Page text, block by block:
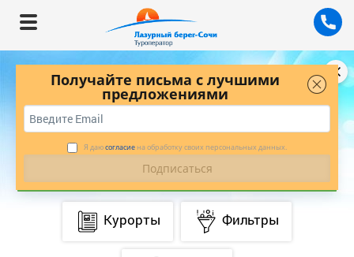
Получайте письма с лучшими
предложениями
Я даюсогласие на обработку своих персональных данных.
Курорты Фильтры
БУДЬТЕ В КУРСЕ ЛУЧШИХ ПРЕДЛОЖЕНИЙ
С НАШЕЙ РАССЫЛКОЙ
ПОДПИСАТЬСЯ